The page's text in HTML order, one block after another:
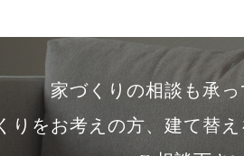
家づくりの相談も承っ
りをお考えの方、建て替